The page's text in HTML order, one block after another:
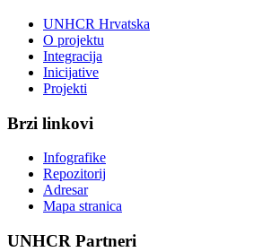
UNHCR Hrvatska
O projektu
Integracija
Inicijative
Projekti
Brzi linkovi
Infografike
Repozitorij
Adresar
Mapa stranica
UNHCR Partneri